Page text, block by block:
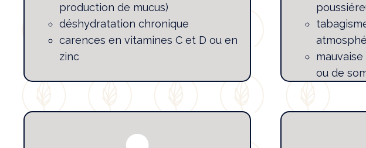
production de mucus)
déshydratation chronique
carences en vitamines C et D ou en
zinc
ou de